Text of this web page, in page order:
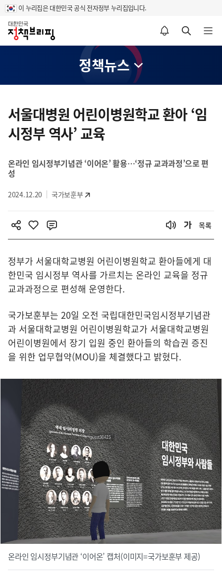
이 누리집은 대한민국 공식 전자정부 누리집입니다.
홈
알림설정 바로가기 검색 바로가기 메뉴 열기
정책뉴스
츠
영
서울대병원 어린이병원학교 환아 ‘임
시정부 역사’ 교육
온라인 임시정부기념관 ‘이어온’ 활용…‘정규 교과과정’으로 편
성
2024.12.20 국가보훈부
목록
정부가 서울대학교병원 어린이병원학교 환아들에게 대
한민국 임시정부 역사를 가르치는 온라인 교육을 정규
교과과정으로 편성해 운영한다.
국가보훈부는 20일 오전 국립대한민국임시정부기념관
과 서울대학교병원 어린이병원학교가 서울대학교병원
어린이병원에서 장기 입원 중인 환아들의 학습권 증진
을 위한 업무협약(MOU)을 체결했다고 밝혔다.
온라인 임시정부기념관 ‘이어온’ 캡처(이미지=국가보훈부 제공)